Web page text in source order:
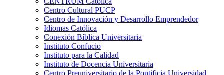
Centro Cultural PUCP
Centro de Innovación y Desarrollo Emprendedor
Idiomas Católica
Conexión Bíblica Universitaria
Instituto Confucio
Instituto para la Calidad
Instituto de Docencia Universitaria
Centro Preuniversitario de la Pontificia Universidad